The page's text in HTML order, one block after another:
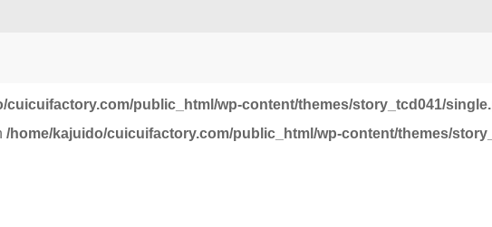
cuicuifactory.com/public_html/wp-content/themes/story_tcd041/
/home/kajuido/cuicuifactory.com/public_html/wp-content/themes/